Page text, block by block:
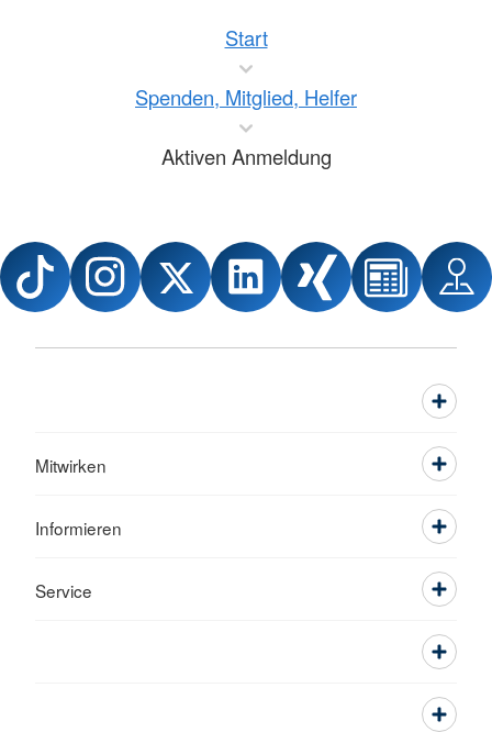
Start
Spenden, Mitglied, Helfer
Aktiven Anmeldung
Mitwirken
Informieren
Service